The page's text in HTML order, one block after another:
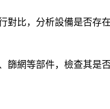
比，分析設備是否存
網等部件，檢查其是